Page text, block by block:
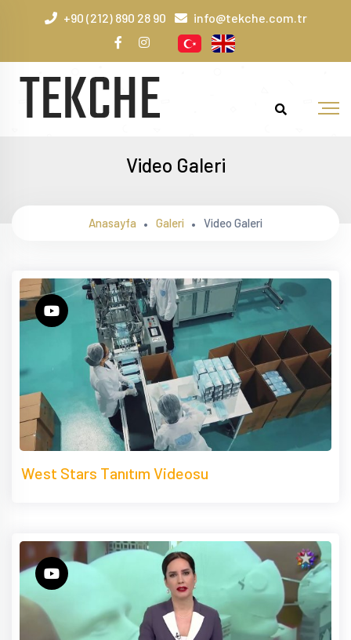
+90 (212) 890 28 90 info@tekche.com.tr
Video Galeri
Anasayfa Galeri Video Galeri
West Stars Tanıtım Videosu